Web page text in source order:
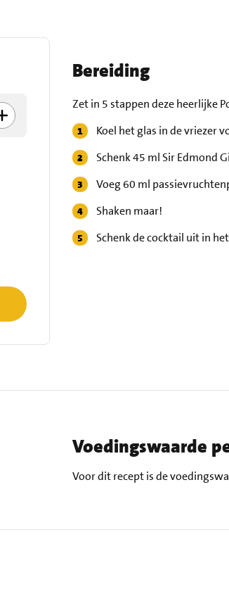
Bereiding
Zet in 5 stappen deze heerlijke
Koel het glas in de vriezer
Schenk 45 ml Sir Edmond
Voeg 60 ml
Shaken maar!
Schenk de cocktail uit in
Voedingswaarde
Voor dit recept is de